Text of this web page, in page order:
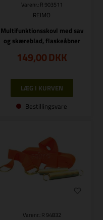
Varenr.: R 903511
REIMO
Multifunktionsskovl med sav
og skæreblad, flaskeåbner
149,00DKK
Bestillingsvare
Varenr.: R 94832